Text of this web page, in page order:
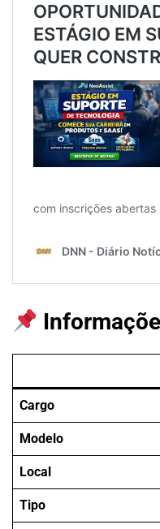
Cargo
Modelo
Local
Tipo